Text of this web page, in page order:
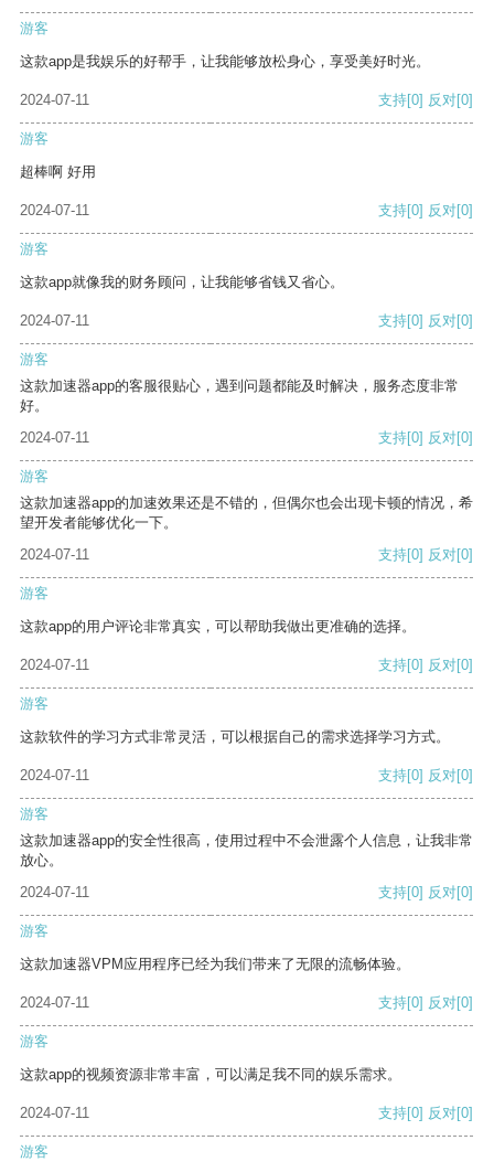
游客
这款app是我娱乐的好帮手，让我能够放松身心，享受美好时光。
2024-07-11 支持[0] 反对[0]
游客
超棒啊 好用
2024-07-11 支持[0] 反对[0]
游客
这款app就像我的财务顾问，让我能够省钱又省心。
2024-07-11 支持[0] 反对[0]
游客
这款加速器app的客服很贴心，遇到问题都能及时解决，服务态度非常
好。
2024-07-11
支持[0] 反对[0]
游客
这款加速器app的加速效果还是不错的，但偶尔也会出现卡顿的情况，希
望开发者能够优化一下。
2024-07-11
支持[0] 反对[0]
游客
这款app的用户评论非常真实，可以帮助我做出更准确的选择。
2024-07-11 支持[0] 反对[0]
游客
这款软件的学习方式非常灵活，可以根据自己的需求选择学习方式。
2024-07-11 支持[0] 反对[0]
游客
这款加速器app的安全性很高，使用过程中不会泄露个人信息，让我非常
放心。
2024-07-11
支持[0] 反对[0]
游客
这款加速器VPM应用程序已经为我们带来了无限的流畅体验。
2024-07-11 支持[0] 反对[0]
游客
这款app的视频资源非常丰富，可以满足我不同的娱乐需求。
2024-07-11 支持[0] 反对[0]
游客